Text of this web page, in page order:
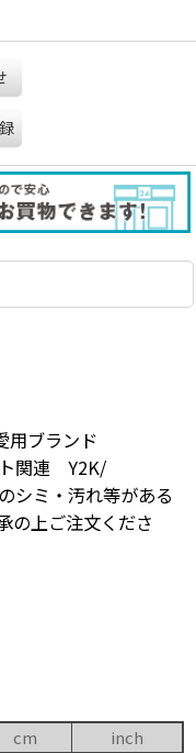
用ブランド
ト関連 Y2K/
シミ・汚れ等がある
の上ご注文くださ
cm
inch